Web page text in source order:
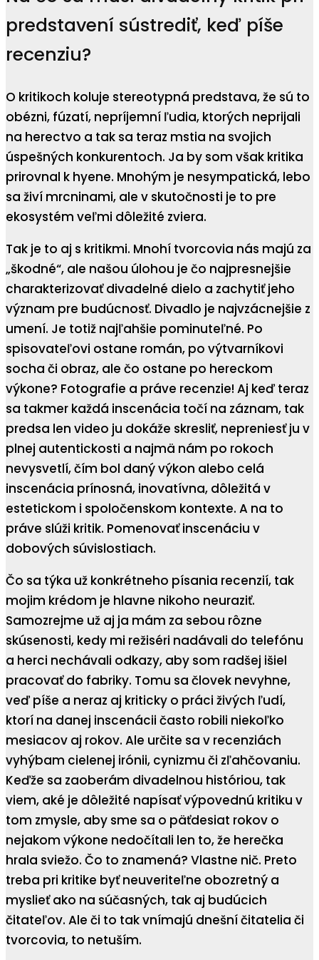
predstavení sústrediť, keď píše
recenziu?
O kritikoch koluje stereotypná predstava, že sú to
obézni, fúzatí, nepríjemní ľudia, ktorých neprijali
na herectvo a tak sa teraz mstia na svojich
úspešných konkurentoch. Ja by som však kritika
prirovnal k hyene. Mnohým je nesympatická, lebo
sa živí mrcninami, ale v skutočnosti je to pre
ekosystém veľmi dôležité zviera.
Tak je to aj s kritikmi. Mnohí tvorcovia nás majú za
„škodné“, ale našou úlohou je čo najpresnejšie
charakterizovať divadelné dielo a zachytiť jeho
význam pre budúcnosť. Divadlo je najvzácnejšie z
umení. Je totiž najľahšie pominuteľné. Po
spisovateľovi ostane román, po výtvarníkovi
socha či obraz, ale čo ostane po hereckom
výkone? Fotografie a práve recenzie! Aj keď teraz
sa takmer každá inscenácia točí na záznam, tak
predsa len video ju dokáže skresliť, nepreniesť ju v
plnej autentickosti a najmä nám po rokoch
nevysvetlí, čím bol daný výkon alebo celá
inscenácia prínosná, inovatívna, dôležitá v
estetickom i spoločenskom kontexte. A na to
práve slúži kritik. Pomenovať inscenáciu v
dobových súvislostiach.
Čo sa týka už konkrétneho písania recenzií, tak
mojim krédom je hlavne nikoho neuraziť.
Samozrejme už aj ja mám za sebou rôzne
skúsenosti, kedy mi režiséri nadávali do telefónu
a herci nechávali odkazy, aby som radšej išiel
pracovať do fabriky. Tomu sa človek nevyhne,
veď píše a neraz aj kriticky o práci živých ľudí,
ktorí na danej inscenácii často robili niekoľko
mesiacov aj rokov. Ale určite sa v recenziách
vyhýbam cielenej irónii, cynizmu či zľahčovaniu.
Keďže sa zaoberám divadelnou históriou, tak
viem, aké je dôležité napísať výpovednú kritiku v
tom zmysle, aby sme sa o päťdesiat rokov o
nejakom výkone nedočítali len to, že herečka
hrala sviežo. Čo to znamená? Vlastne nič. Preto
treba pri kritike byť neuveriteľne obozretný a
myslieť ako na súčasných, tak aj budúcich
čitateľov. Ale či to tak vnímajú dnešní čitatelia či
tvorcovia, to netuším.